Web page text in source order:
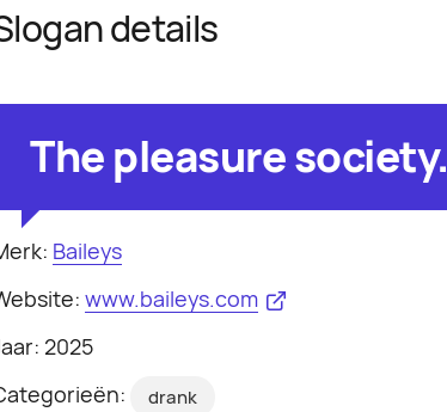
details
The pleasure society.
Baileys
www.baileys.com
2025
drank